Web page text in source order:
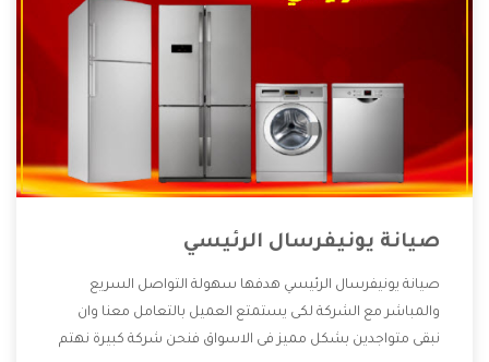
صيانة يونيفرسال الرئيسي
صيانة يونيفرسال الرئيسي هدفها سهولة التواصل السريع
والمباشر مع الشركة لكى يستمتع العميل بالتعامل معنا وان
نبقى متواجدين بشكل مميز فى الاسواق فنحن شركة كبيرة نهتم